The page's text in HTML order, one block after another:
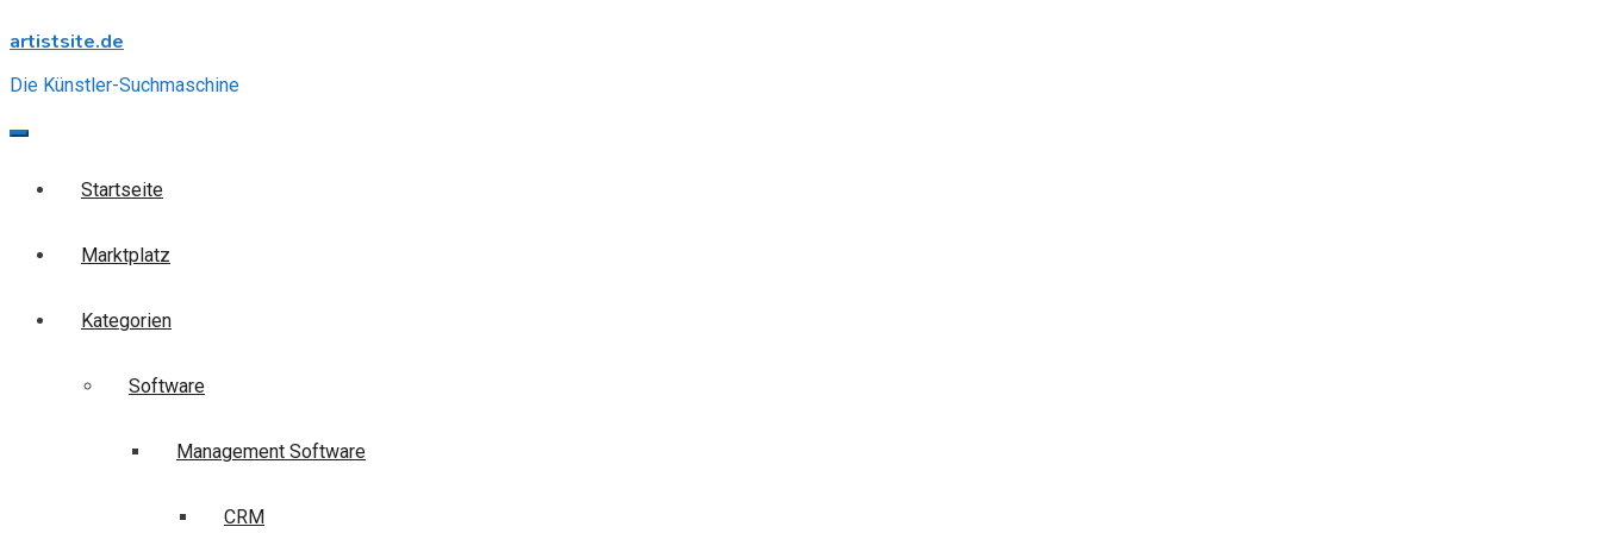
to
artistsite.de
Die Künstler-Suchmaschine
Startseite
Marktplatz
Kategorien
Software
Management Software
CRM